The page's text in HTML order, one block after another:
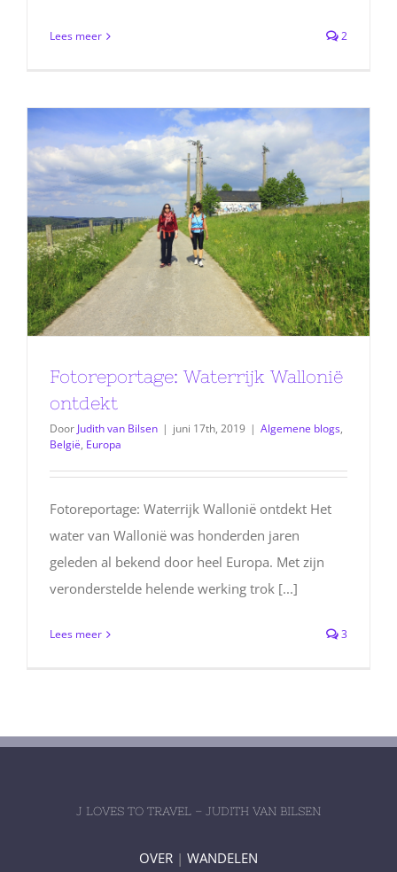
Lees meer 2
Fotoreportage: Waterrijk Wallonië
ontdekt
Door Judith van Bilsen | juni 17th, 2019 | Algemene blogs,
België, Europa
Fotoreportage: Waterrijk Wallonië ontdekt Het
water van Wallonië was honderden jaren
geleden al bekend door heel Europa. Met zijn
veronderstelde helende werking trok [...]
Lees meer 3
J LOVES TO TRAVEL – JUDITH VAN BILSEN
OVER | WANDELEN